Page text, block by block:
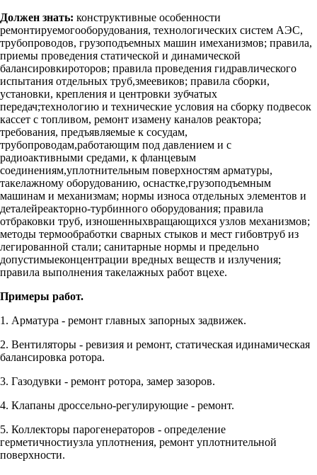
Должен знать: конструктивные особенности
ремонтируемогооборудования, технологических систем АЭС,
трубопроводов, грузоподъемных машин имеханизмов; правила,
приемы проведения статической и динамической
балансировкироторов; правила проведения гидравлического
испытания отдельных труб,змеевиков; правила сборки,
установки, крепления и центровки зубчатых
передач;технологию и технические условия на сборку подвесок
кассет с топливом, ремонт изамену каналов реактора;
требования, предъявляемые к сосудам,
трубопроводам,работающим под давлением и с
радиоактивными средами, к фланцевым
соединениям,уплотнительным поверхностям арматуры,
такелажному оборудованию, оснастке,грузоподъемным
машинам и механизмам; нормы износа отдельных элементов и
деталейреакторно-турбинного оборудования; правила
отбраковки труб, изношенныхвращающихся узлов механизмов;
методы термообработки сварных стыков и мест гибовтруб из
легированной стали; санитарные нормы и предельно
допустимыеконцентрации вредных веществ и излучения;
правила выполнения такелажных работ вцехе.
Примеры работ.
1. Арматура - ремонт главных запорных задвижек.
2. Вентиляторы - ревизия и ремонт, статическая идинамическая
балансировка ротора.
3. Газодувки - ремонт ротора, замер зазоров.
4. Клапаны дроссельно-регулирующие - ремонт.
5. Коллекторы парогенераторов - определение
герметичностиузла уплотнения, ремонт уплотнительной
поверхности.